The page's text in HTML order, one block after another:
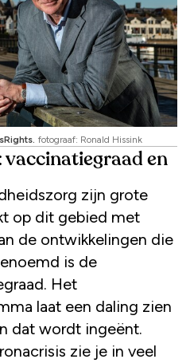
fotograaf: Ronald Hissink
vaccinatiegraad en
zijn grote
op dit gebied met
de ontwikkelingen die
is de
Het
laat een daling zien
dat wordt ingeënt.
zie je in veel